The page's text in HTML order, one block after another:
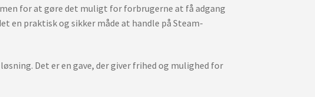
for at gøre det muligt for forbrugerne at få adgang
en praktisk og sikker måde at handle på Steam-
Det er en gave, der giver frihed og mulighed for